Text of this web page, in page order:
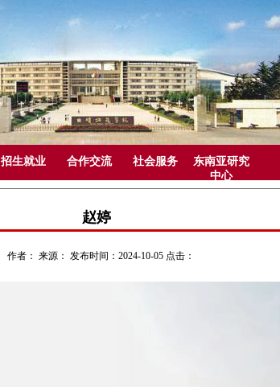
招生就业 合作交流 社会服务
东南亚研究
中心
赵婷
作者： 来源： 发布时间：2024-10-05 点击：